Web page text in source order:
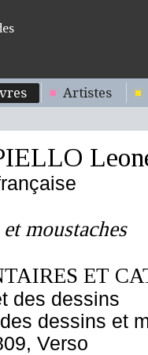
Artistes
moustaches
ET
des dessins
dessins et
Verso